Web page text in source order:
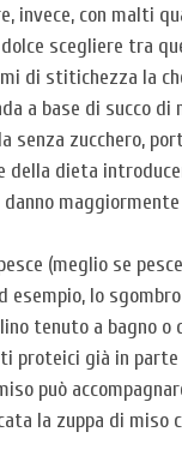
invece, con malti
scegliere tra
di stitichezza la
a base di succo
senza zucchero,
della dieta
danno
(meglio se
esempio, lo
tenuto a bagno o
proteici già in
può
la zuppa di miso